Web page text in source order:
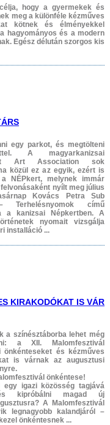
hogy a gyermekek és
meg a különféle kézműves
kötnek és élményekkel
hagyományos és a modern
Egész délután szorgos kis
egy parkot, és megtölteni
A magyarkanizsai
Art Association sok
közül ez az egyik, ezért is
NÉPkert, melynek immár
nyílt meg július
Kovács Petra Sub
Terhelésnyomok című
a kanizsai Népkertben. A
nyomait vizsgálja
installáció ...
KIRAKODÓKAT IS VÁR
a színésztáborba lehet még
a XII. Malomfesztivál
önkénteseket és kézműves
is várnak az augusztusi
önkéntese!
egy igazi közösség tagjává
kipróbálni magad új
A Malomfesztivál
legnagyobb kalandjáról –
önkéntesnek ...